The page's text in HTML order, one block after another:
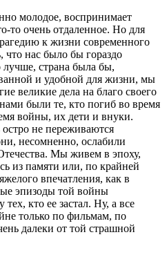
молодое, воспринимает
то очень отдаленное. Но для
к жизни современного
что нас было бы гораздо
страна была бы,
и удобной для жизни, мы
великие дела на благо своего
были те, кто погиб во время
войны, их дети и внуки.
не переживаются
несомненно, ослабили
Мы живем в эпоху,
из памяти или, по крайней
впечатления, как в
эпизоды той войны
кто ее застал. Ну, а все
только по фильмам, по
далеки от той страшной